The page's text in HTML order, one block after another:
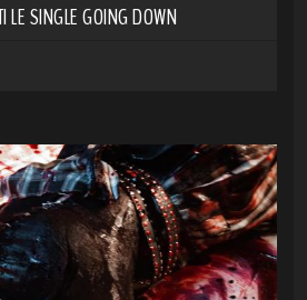
SINGLE GOING DOWN